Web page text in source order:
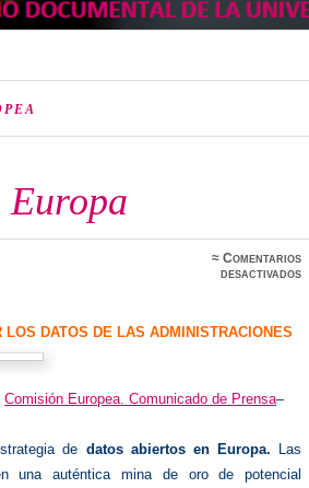
Europa
≈Comentarios
desactivadosen
DATOS DE LAS ADMINISTRACIONES
Comisión Europea. Comunicado de Prensa–
de datos abiertos en Europa. Las
una auténtica mina de oro de potencial